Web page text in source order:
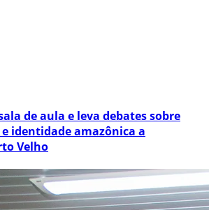
de aula e leva debates sobre
identidade amazônica a
Velho